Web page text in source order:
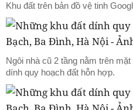
Khu đất trên bản đồ vệ tinh
Ngôi nhà cũ 2 tầng nằm trên
dính quy hoạch đất hỗn hợp.